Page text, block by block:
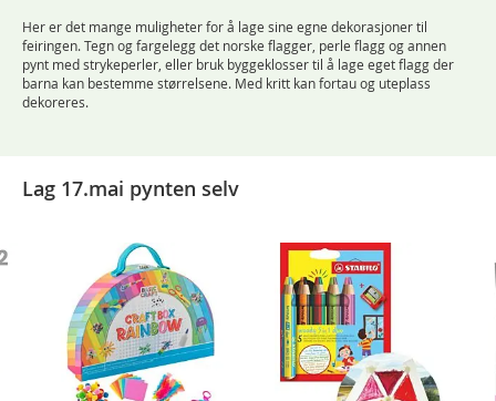
Her er det mange muligheter for å lage sine egne dekorasjoner til
feiringen. Tegn og fargelegg det norske flagger, perle flagg og annen
pynt med strykeperler, eller bruk byggeklosser til å lage eget flagg der
barna kan bestemme størrelsene. Med kritt kan fortau og uteplass
dekoreres.
Lag 17.mai pynten selv